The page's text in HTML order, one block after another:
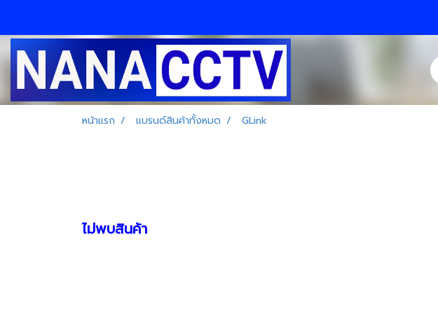
หน้าแรก แบรนด์สินค้าทั้งหมด GLink
ไม่พบสินค้า